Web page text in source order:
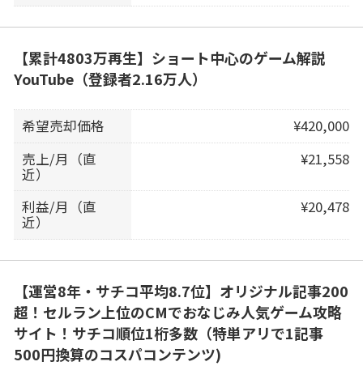
【累計4803万再生】ショート中心のゲーム解説
YouTube（登録者2.16万人）
希望売却価格
¥420,000
売上/月（直
近）
¥21,558
利益/月（直
近）
¥20,478
【運営8年・サチコ平均8.7位】オリジナル記事200
超！セルラン上位のCMでおなじみ人気ゲーム攻略
サイト！サチコ順位1桁多数（特単アリで1記事
500円換算のコスパコンテンツ)